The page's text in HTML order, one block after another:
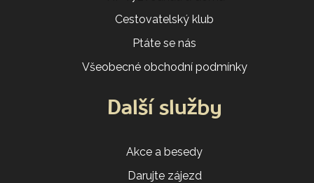
Cestovatelský klub
Ptáte se nás
Všeobecné obchodní podmínky
Další služby
Akce a besedy
Darujte zájezd